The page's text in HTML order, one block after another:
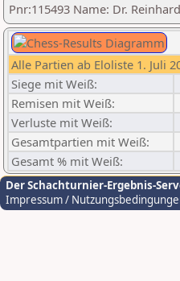
Pnr:115493 Name: Dr.
Alle Partien ab Eloliste 1. Juli
Siege mit Weiß:
Remisen mit Weiß:
Verluste mit Weiß:
Gesamtpartien mit Weiß:
Gesamt % mit Weiß:
Der Schachturnier-Ergebnis-
Impressum /